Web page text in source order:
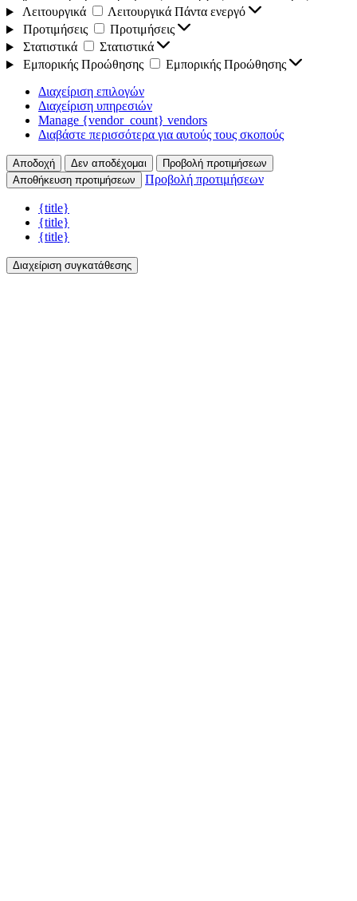
Λειτουργικά
Λειτουργικά Πάντα ενεργό
Προτιμήσεις
Προτιμήσεις
Στατιστικά
Στατιστικά
Εμπορικής Προώθησης
Εμπορικής Προώθησης
Διαχείριση επιλογών
Διαχείριση υπηρεσιών
Manage {vendor_count} vendors
Διαβάστε περισσότερα για αυτούς τους σκοπούς
Αποδοχή Δεν αποδέχομαι
Προβολή προτιμήσεων
Αποθήκευση προτιμήσεων
Προβολή προτιμήσεων
{title}
{title}
{title}
Διαχείριση συγκατάθεσης